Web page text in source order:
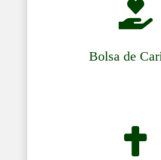

Bolsa de
